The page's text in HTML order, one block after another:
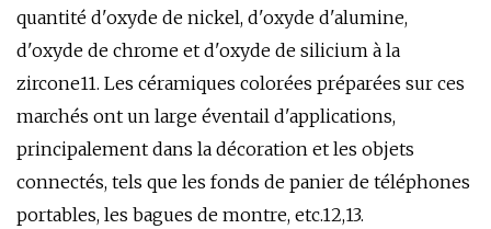
quantité d'oxyde de nickel, d'oxyde d'alumine,
d'oxyde de chrome et d'oxyde de silicium à la
zircone11. Les céramiques colorées préparées sur ces
marchés ont un large éventail d'applications,
principalement dans la décoration et les objets
connectés, tels que les fonds de panier de téléphones
portables, les bagues de montre, etc.12,13.